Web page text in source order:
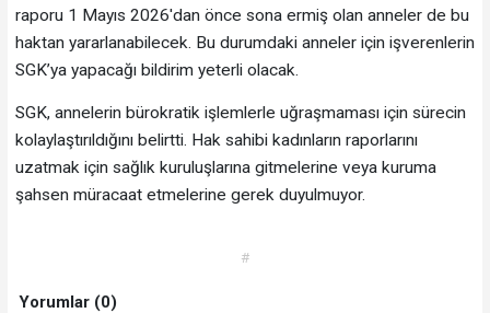
raporu 1 Mayıs 2026'dan önce sona ermiş olan anneler de bu
haktan yararlanabilecek. Bu durumdaki anneler için işverenlerin
SGK’ya yapacağı bildirim yeterli olacak.
SGK, annelerin bürokratik işlemlerle uğraşmaması için sürecin
kolaylaştırıldığını belirtti. Hak sahibi kadınların raporlarını
uzatmak için sağlık kuruluşlarına gitmelerine veya kuruma
şahsen müracaat etmelerine gerek duyulmuyor.
#
Yorumlar (0)